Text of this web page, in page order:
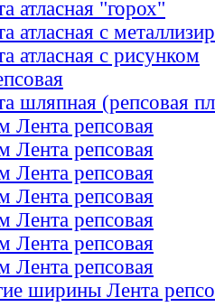
атласная "горох"
атласная с
атласная с рисунком
шляпная (репсовая
Лента репсовая
Лента репсовая
Лента репсовая
Лента репсовая
Лента репсовая
Лента репсовая
Лента репсовая
ширины Лента